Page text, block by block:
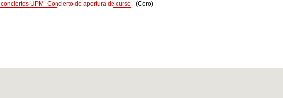
UPM- Concierto de apertura de curso - (Coro)